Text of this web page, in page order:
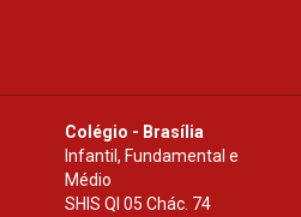
Colégio - Brasília
Infantil, Fundamental e
Médio
SHIS Ql 05 Chác. 74